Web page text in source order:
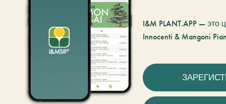
I&M PLANT.APP —
Innocenti & Mangoni